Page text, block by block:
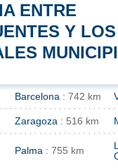
ENTRE
Y LOS
Barcelona : 742 km
Zaragoza : 516 km
Palma : 755 km